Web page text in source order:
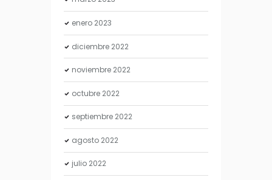
enero 2023
diciembre 2022
noviembre 2022
octubre 2022
septiembre 2022
agosto 2022
julio 2022